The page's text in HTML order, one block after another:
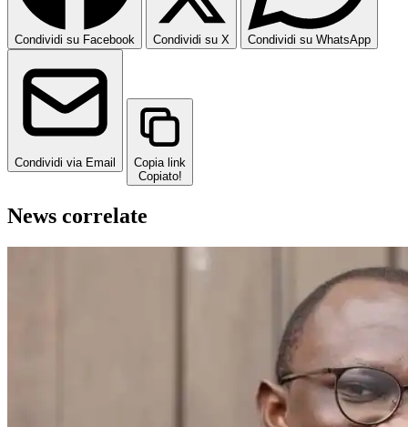
Condividi su Facebook Condividi su X Condividi su WhatsApp
Condividi via Email
Copia link
Copiato!
News correlate